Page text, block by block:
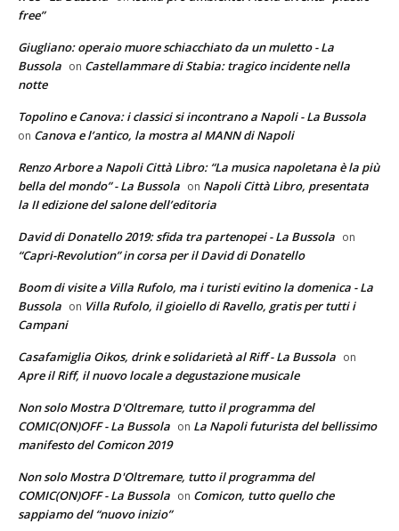
free”
Giugliano: operaio muore schiacchiato da un muletto - La
Bussola on Castellammare di Stabia: tragico incidente nella
notte
Topolino e Canova: i classici si incontrano a Napoli - La Bussola
on Canova e l’antico, la mostra al MANN di Napoli
Renzo Arbore a Napoli Città Libro: “La musica napoletana è la più
bella del mondo” - La Bussola on Napoli Città Libro, presentata
la II edizione del salone dell’editoria
David di Donatello 2019: sfida tra partenopei - La Bussola on
“Capri-Revolution” in corsa per il David di Donatello
Boom di visite a Villa Rufolo, ma i turisti evitino la domenica - La
Bussola on Villa Rufolo, il gioiello di Ravello, gratis per tutti i
Campani
Casafamiglia Oikos, drink e solidarietà al Riff - La Bussola on
Apre il Riff, il nuovo locale a degustazione musicale
Non solo Mostra D'Oltremare, tutto il programma del
COMIC(ON)OFF - La Bussola on La Napoli futurista del bellissimo
manifesto del Comicon 2019
Non solo Mostra D'Oltremare, tutto il programma del
COMIC(ON)OFF - La Bussola on Comicon, tutto quello che
sappiamo del “nuovo inizio”